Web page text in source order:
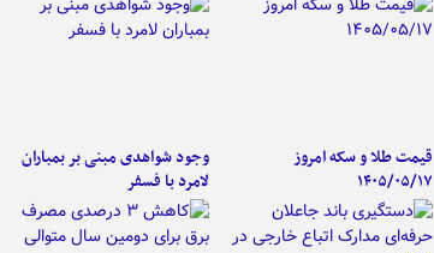
قیمت طلا و سکه امروز
۱۴۰۵/۰۵/۱۷
وجود شواهدی مبنی بر بمباران
لامرد با فسفر